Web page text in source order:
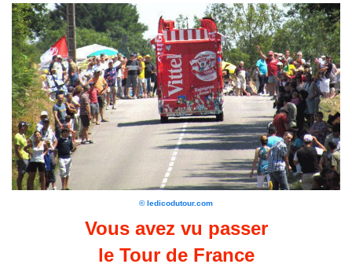
© ledicodutour.com
Vous avez vu passer
le Tour de France